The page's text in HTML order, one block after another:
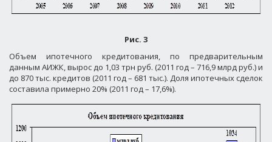
Рис. 3
Объем ипотечного кредитования, по предварительным
данным АИЖК, вырос до 1,03 трн руб. (2011 год – 716,9 млрд руб.) и
до 870 тыс. кредитов (2011 год – 681 тыс.). Доля ипотечных сделок
составила примерно 20% (2011 год – 17,6%).